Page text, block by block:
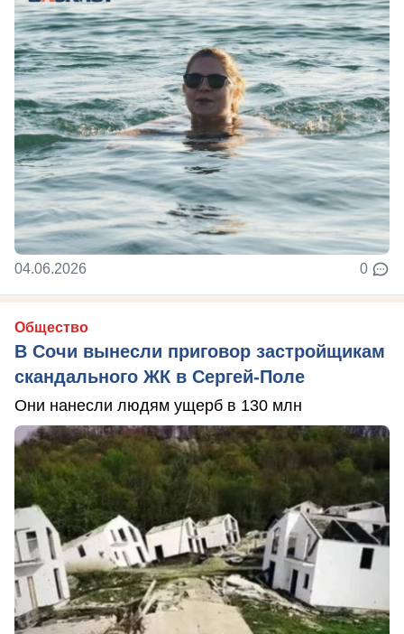
04.06.2026 0
Общество
В Сочи вынесли приговор застройщикам
скандального ЖК в Сергей-Поле
Они нанесли людям ущерб в 130 млн